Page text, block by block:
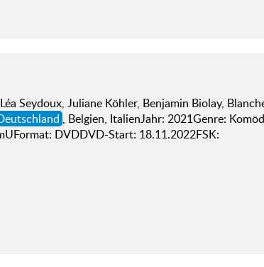
Seydoux, Juliane Köhler, Benjamin Biolay,
, Belgien, ItalienJahr: 2021Genre:
DVDDVD-Start: 18.11.2022FSK: